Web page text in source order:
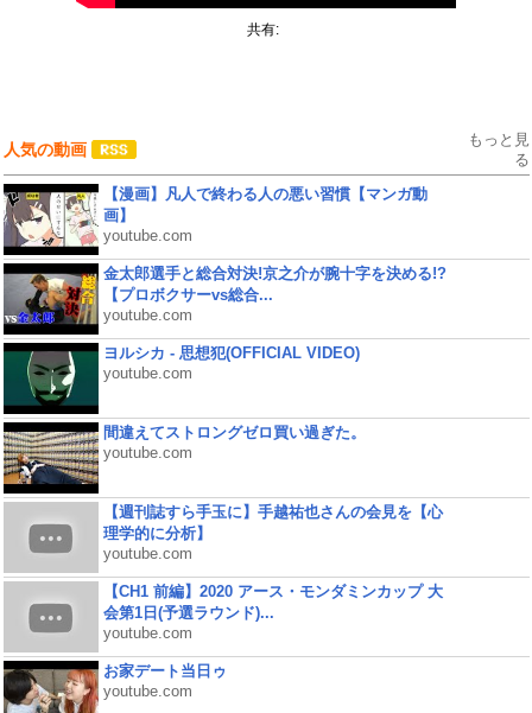
共有:
人気の動画
もっと見
る
【漫画】凡人で終わる人の悪い習慣【マンガ動
画】
youtube.com
金太郎選手と総合対決!京之介が腕十字を決める!?
【プロボクサーvs総合...
youtube.com
ヨルシカ - 思想犯(OFFICIAL VIDEO)
youtube.com
間違えてストロングゼロ買い過ぎた。
youtube.com
【週刊誌すら手玉に】手越祐也さんの会見を【心
理学的に分析】
youtube.com
【CH1 前編】2020 アース・モンダミンカップ 大
会第1日(予選ラウンド)...
youtube.com
お家デート当日ゥ
youtube.com